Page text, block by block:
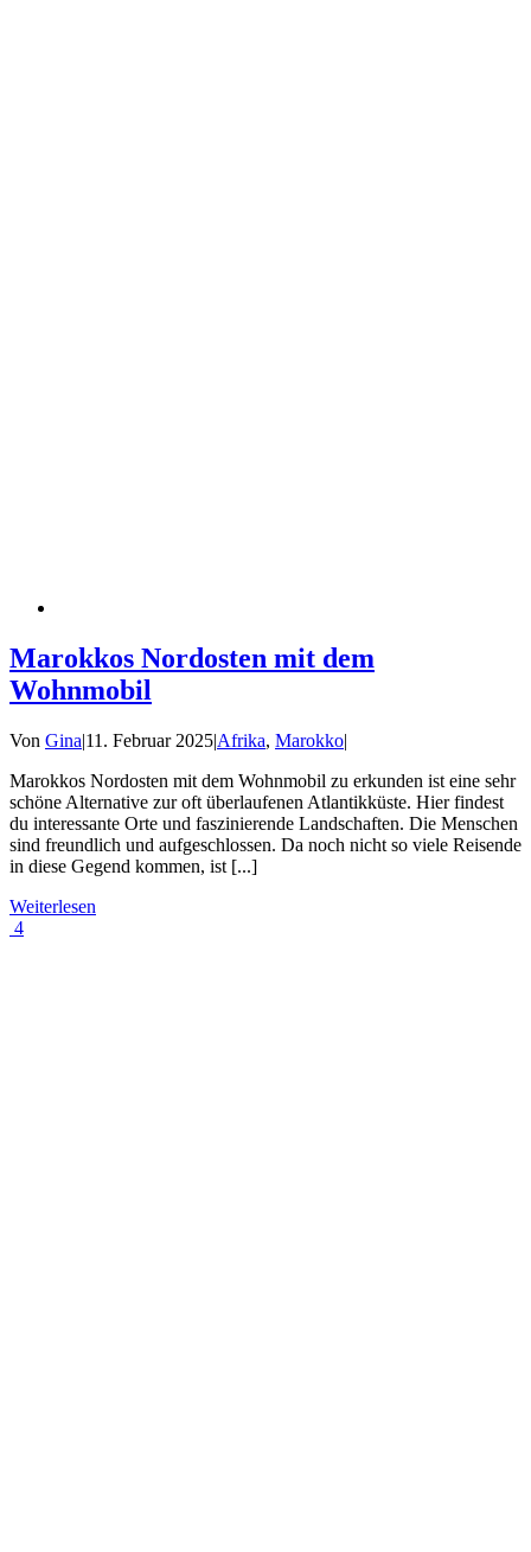
Marokkos Nordosten mit dem
Wohnmobil
Von Gina|11. Februar 2025|Afrika, Marokko|
Marokkos Nordosten mit dem Wohnmobil zu erkunden ist eine sehr
schöne Alternative zur oft überlaufenen Atlantikküste. Hier findest
du interessante Orte und faszinierende Landschaften. Die Menschen
sind freundlich und aufgeschlossen. Da noch nicht so viele Reisende
in diese Gegend kommen, ist [...]
Weiterlesen
4